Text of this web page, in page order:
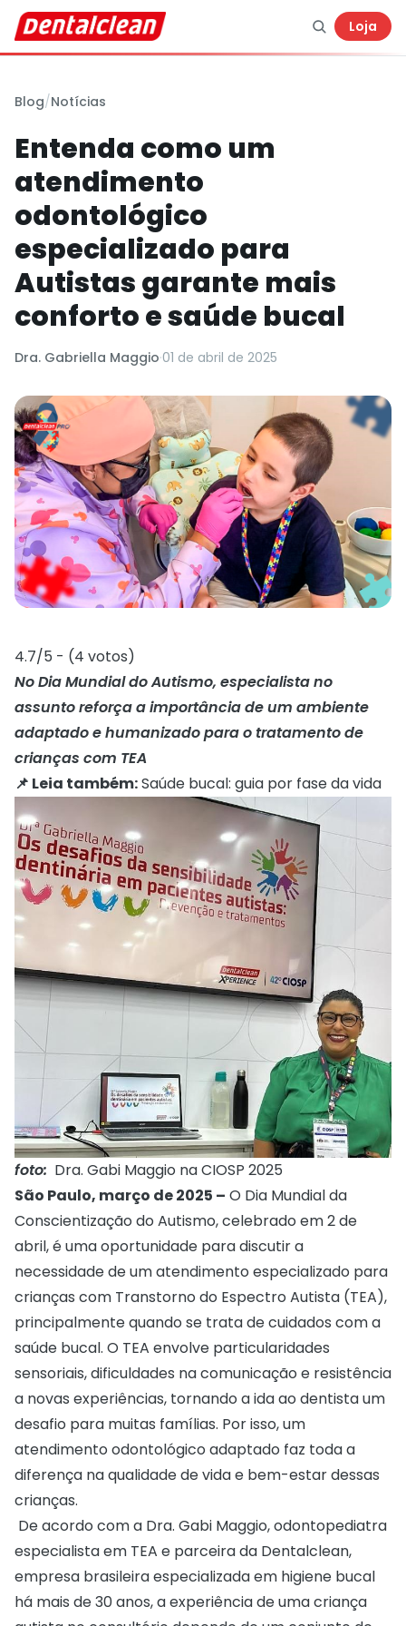
Loja
Blog/Notícias
Entenda como um
atendimento
odontológico
especializado para
Autistas garante mais
conforto e saúde bucal
Dra. Gabriella Maggio·01 de abril de 2025
4.7/5 - (4 votos)
No Dia Mundial do Autismo, especialista no
assunto reforça a importância de um ambiente
adaptado e humanizado para o tratamento de
crianças com TEA
📌 Leia também:Saúde bucal: guia por fase da vida
foto: Dra. Gabi Maggio na CIOSP 2025
São Paulo, março de 2025 – O Dia Mundial da
Conscientização do Autismo, celebrado em 2 de
abril, é uma oportunidade para discutir a
necessidade de um atendimento especializado para
crianças com Transtorno do Espectro Autista (TEA),
principalmente quando se trata de cuidados com a
saúde bucal. O TEA envolve particularidades
sensoriais, dificuldades na comunicação e resistência
a novas experiências, tornando a ida ao dentista um
desafio para muitas famílias. Por isso, um
atendimento odontológico adaptado faz toda a
diferença na qualidade de vida e bem-estar dessas
crianças.
De acordo com a Dra. Gabi Maggio, odontopediatra
especialista em TEA e parceira da Dentalclean,
empresa brasileira especializada em higiene bucal
há mais de 30 anos, a experiência de uma criança